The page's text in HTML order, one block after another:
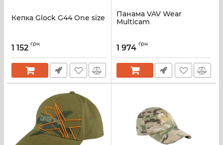
Кепка Glock G44 One size
1 152 грн
Панама VAV Wear
Multicam
1 974 грн